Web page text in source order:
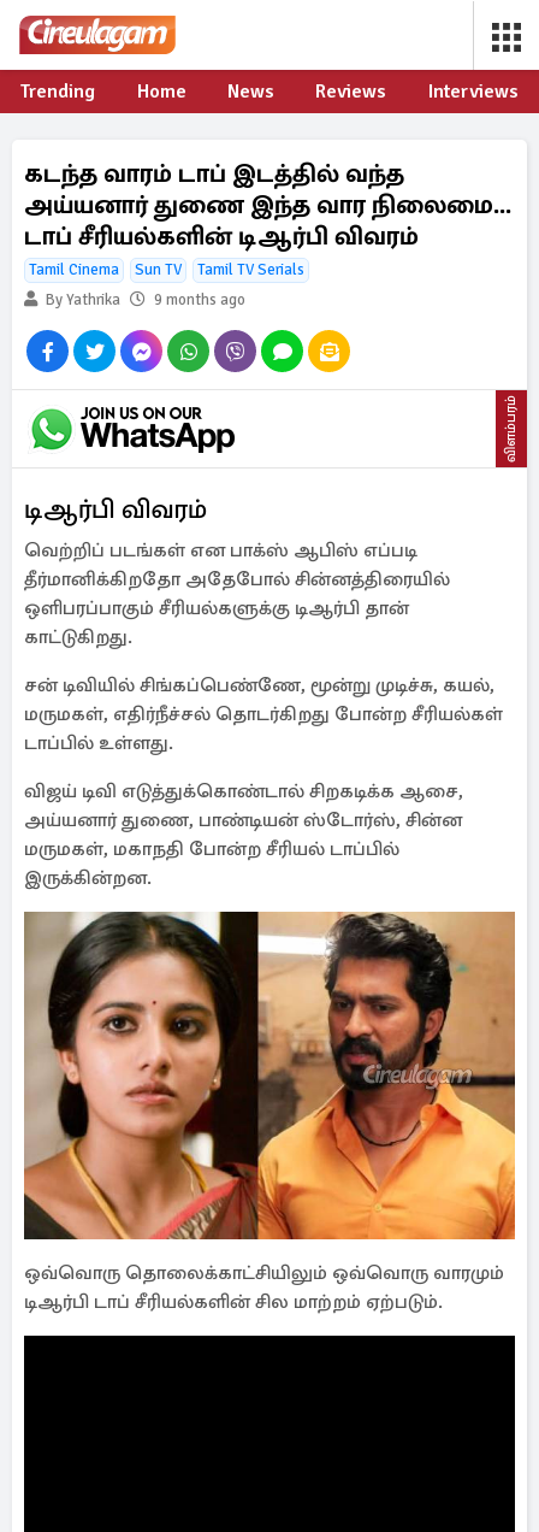
Trending Home News Reviews Interviews
கடந்த வாரம் டாப் இடத்தில் வந்த
அய்யனார் துணை இந்த வார நிலைமை...
டாப் சீரியல்களின் டிஆர்பி விவரம்
Tamil Cinema Sun TV
Tamil TV Serials
By Yathrika
9 months ago
விளம்பரம்
டிஆர்பி விவரம்
வெற்றிப் படங்கள் என பாக்ஸ் ஆபிஸ் எப்படி
தீர்மானிக்கிறதோ அதேபோல் சின்னத்திரையில்
ஒளிபரப்பாகும் சீரியல்களுக்கு டிஆர்பி தான்
காட்டுகிறது.
சன் டிவியில் சிங்கப்பெண்ணே, மூன்று முடிச்சு, கயல்,
மருமகள், எதிர்நீச்சல் தொடர்கிறது போன்ற சீரியல்கள்
டாப்பில் உள்ளது.
விஜய் டிவி எடுத்துக்கொண்டால் சிறகடிக்க ஆசை,
அய்யனார் துணை, பாண்டியன் ஸ்டோர்ஸ், சின்ன
மருமகள், மகாநதி போன்ற சீரியல் டாப்பில்
இருக்கின்றன.
ஒவ்வொரு தொலைக்காட்சியிலும் ஒவ்வொரு வாரமும்
டிஆர்பி டாப் சீரியல்களின் சில மாற்றம் ஏற்படும்.